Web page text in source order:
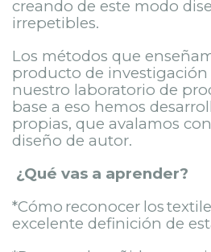
creando de este modo
irrepetibles.
Los métodos que
producto de investigación
nuestro laboratorio de
base a eso hemos
propias, que avalamos
diseño de autor.
¿Qué vas a aprender?
*Cómo reconocer los
excelente definición de